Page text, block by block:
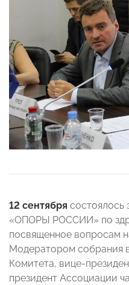
12 сентября состоялось
«ОПОРЫ РОССИИ» по
посвященное вопросам
Модератором собрания
Комитета, вице-
президент Ассоциации